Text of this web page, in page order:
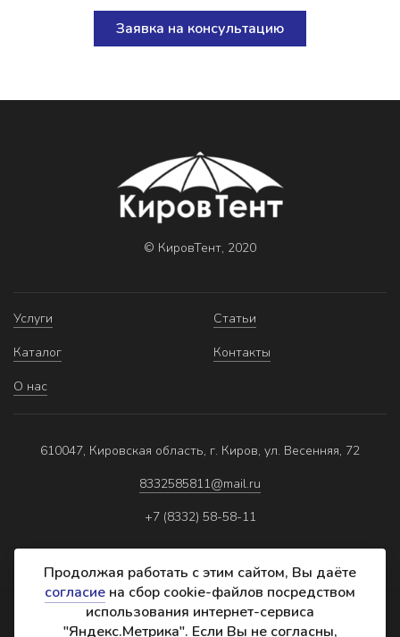
Заявка на консультацию
© КировТент, 2020
Услуги
Каталог
О нас
Статьи
Контакты
610047, Кировская область, г. Киров, ул. Весенняя, 72
8332585811@mail.ru
+7 (8332) 58-58-11
Политика обработки персональных данных
Продолжая работать с этим сайтом, Вы даёте
согласие на сбор cookie-файлов посредством
использования интернет-сервиса
"Яндекс.Метрика". Если Вы не согласны,